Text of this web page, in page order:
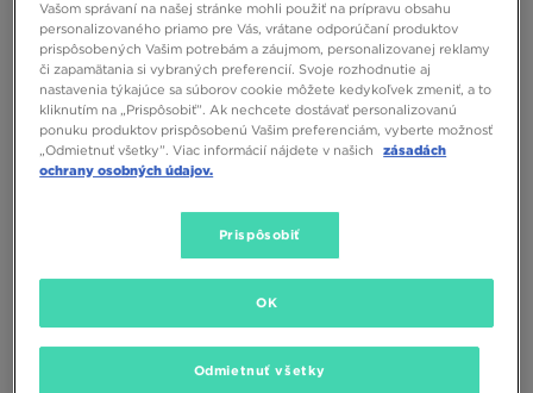
UNLIKE HUMANS TRIČKO PIGMENT UNLIKE HUMANS NOHAVICE JEANS
Vašom správaní na našej stránke mohli použiť na prípravu obsahu
personalizovaného priamo pre Vás, vrátane odporúčaní produktov
prispôsobených Vašim potrebám a záujmom, personalizovanej reklamy
či zapamätania si vybraných preferencií. Svoje rozhodnutie aj
nastavenia týkajúce sa súborov cookie môžete kedykoľvek zmeniť, a to
kliknutím na „Prispôsobiť”. Ak nechcete dostávať personalizovanú
ponuku produktov prispôsobenú Vašim preferenciám, vyberte možnosť
„Odmietnuť všetky”. Viac informácií nájdete v našich
zásadách
ochrany osobných údajov.
Prispôsobiť
Odmietnuť všetky
OK